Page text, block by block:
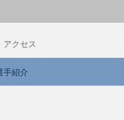
アクセス
手紹介